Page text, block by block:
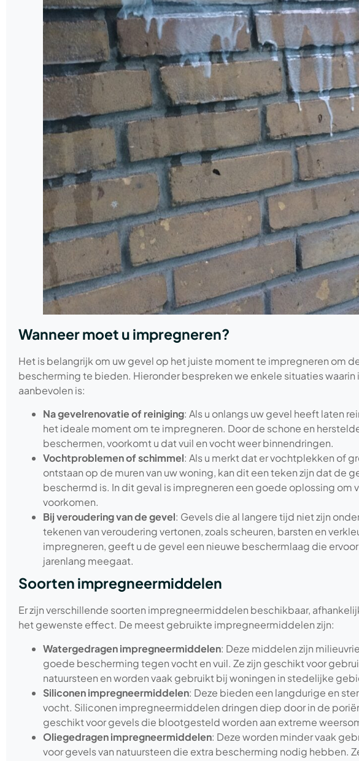
Wanneer moet u impregneren?
Het is belangrijk om uw gevel op het juiste moment te impregneren om
bescherming te bieden. Hieronder bespreken we enkele situaties waarin
aanbevolen is:
Na gevelrenovatie of reiniging: Als u onlangs uw gevel heeft laten
het ideale moment om te impregneren. Door de schone en
beschermen, voorkomt u dat vuil en vocht weer binnendringen.
Vochtproblemen of schimmel: Als u merkt dat er vochtplekken of
ontstaan op de muren van uw woning, kan dit een teken zijn dat de
beschermd is. In dit geval is impregneren een goede oplossing om
voorkomen.
Bij veroudering van de gevel: Gevels die al langere tijd niet zijn
tekenen van veroudering vertonen, zoals scheuren, barsten en
impregneren, geeft u de gevel een nieuwe beschermlaag die
jarenlang meegaat.
Soorten impregneermiddelen
Er zijn verschillende soorten impregneermiddelen beschikbaar,
het gewenste effect. De meest gebruikte impregneermiddelen zijn:
Watergedragen impregneermiddelen: Deze middelen zijn
goede bescherming tegen vocht en vuil. Ze zijn geschikt voor
natuursteen en worden vaak gebruikt bij woningen in stedelijke
Siliconen impregneermiddelen: Deze bieden een langdurige en
vocht. Siliconen impregneermiddelen dringen diep door in de
geschikt voor gevels die blootgesteld worden aan extreme
Oliegedragen impregneermiddelen: Deze worden minder vaak
voor gevels van natuursteen die extra bescherming nodig hebben.